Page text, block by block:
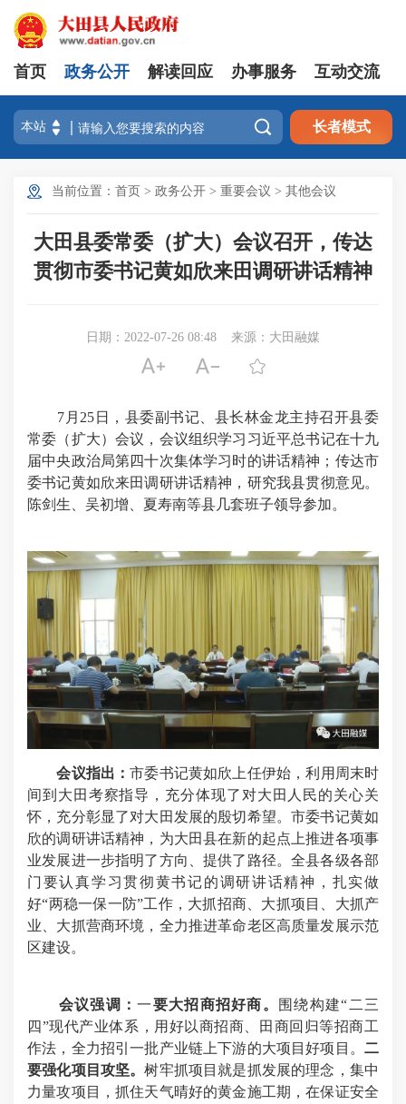
首页 政务公开 解读回应 办事服务 互动交流
 长者模式
当前位置： 首页 > 政务公开 > 重要会议 > 其他会议
大田县委常委（扩大）会议召开，传达
贯彻市委书记黄如欣来田调研讲话精神
日期：2022-07-26 08:48 来源：大田融媒
  
7月25日，县委副书记、县长林金龙主持召开县委
常委（扩大）会议， 会议组织学习习近平总书记在十九
届中央政治局第四十次集体学习时的讲话精神； 传达市
委书记黄如欣来田调研讲话精神， 研究我县贯彻意见。
陈剑生、吴初增、夏寿南等县几套班子领导参加。
会议指出：市委书记黄如欣上任伊始，利 用周末时
间到大田考察指导，充分体现了对大田人民的关心关
怀，充分彰显了对大田发展的殷切希望。市委书记黄如
欣的调研讲话精神，为大田县在新的起点上推进各项事
业发展进一步指明了方向、提供了路径。全县各级各部
门要认真学习贯彻黄书记的调研讲话精神，扎实做
好“两稳一保一防”工作，大抓招商、大抓项目、大抓产
业、大抓营商环境，全力推进革命老区高质量发展示范
区建设。
会议强调：一要大招商招好商。
围绕构建“二三
四”现代产业体系，用好以商招商、田商回归等招商工
作法，全力招引一批产业链上下游的大项目好项目。 二
要强化项目攻坚。树牢抓项目就是抓发展的理念，集中
力量攻项目，抓住天气晴好的黄金施工期，在保证安全